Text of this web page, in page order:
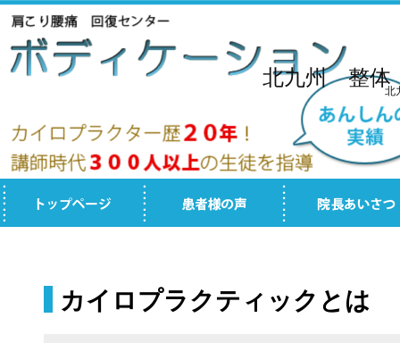
北九州 整体北
カイロプラクティックとは